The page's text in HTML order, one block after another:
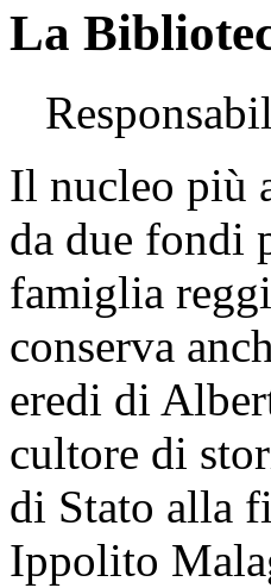
La
Il nucleo più
da due fondi
famiglia
conserva
eredi di
cultore di
di Stato alla
Ippolito